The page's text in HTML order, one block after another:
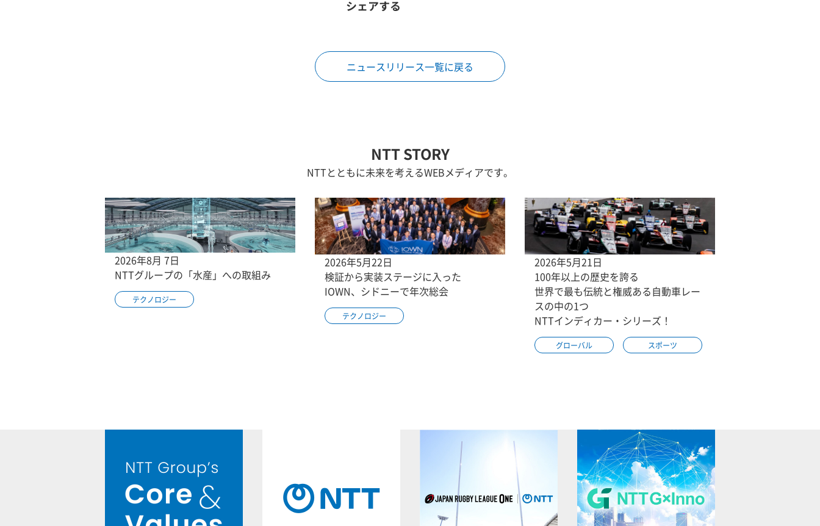
シェアする
ニュースリリース一覧に戻る
NTT STORY
NTTとともに未来を考えるWEBメディアです。
2026年8月 7日
NTTグループの「水産」への取組み
テクノロジー
2026年5月22日
検証から実装ステージに入った
IOWN、シドニーで年次総会
テクノロジー
2026年5月21日
100年以上の歴史を誇る
世界で最も伝統と権威ある自動車レー
スの中の1つ
NTTインディカー・シリーズ！
グローバル スポーツ